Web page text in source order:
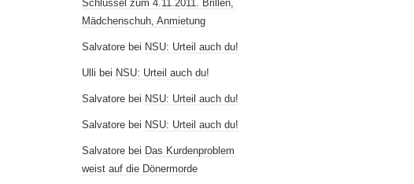
Schlüssel zum 4.11.2011. Brillen,
Mädchenschuh, Anmietung
Salvatore bei NSU: Urteil auch du!
Ulli bei NSU: Urteil auch du!
Salvatore bei NSU: Urteil auch du!
Salvatore bei NSU: Urteil auch du!
Salvatore bei Das Kurdenproblem
weist auf die Dönermorde